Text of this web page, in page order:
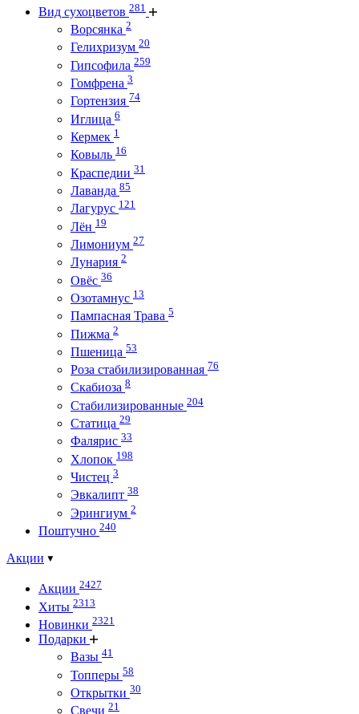
Вид сухоцветов 281
Ворсянка 2
Гелихризум 20
Гипсофила 259
Гомфрена 3
Гортензия 74
Иглица 6
Кермек 1
Ковыль 16
Краспедии 31
Лаванда 85
Лагурус 121
Лён 19
Лимониум 27
Лунария 2
Овёс 36
Озотамнус 13
Пампасная Трава 5
Пижма 2
Пшеница 53
Роза стабилизированная 76
Скабиоза 8
Стабилизированные 204
Статица 29
Фалярис 33
Хлопок 198
Чистец 3
Эвкалипт 38
Эрингиум 2
Поштучно 240
Акции
Акции 2427
Хиты 2313
Новинки 2321
Подарки
Вазы 41
Топперы 58
Открытки 30
Свечи 21